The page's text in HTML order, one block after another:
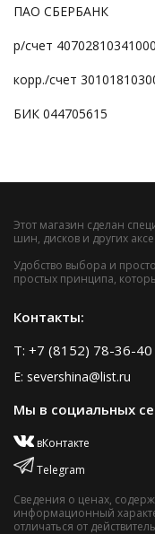
ПАО СБЕРБАНК
р/счет
корр./счет
БИК 044705615
Этот магазин сделан
шин, дисков и других
Удобство выбора и
простых принципа,
Контакты:
T: +7 (8152) 78-36-40
E: severshina@list.ru
Мы в социальных
вКонтакте
Telegram
Сведения о ценах,
информационный
отличаться от